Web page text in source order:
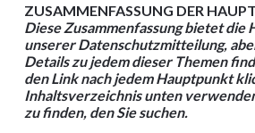
ZUSAMMENFASSUNG DER
Diese Zusammenfassung bietet die
unserer Datenschutzmitteilung,
Details zu jedem dieser Themen
den Link nach jedem Hauptpunkt
Inhaltsverzeichnisunten
zu finden, den Sie suchen.